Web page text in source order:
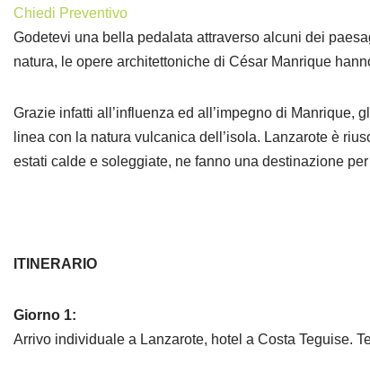
Chiedi Preventivo
Godetevi una bella pedalata attraverso alcuni dei
natura, le opere architettoniche di César Manrique
Grazie infatti all’influenza ed all’impegno di Manrique,
linea con la natura vulcanica dell’isola. Lanzarote è
estati calde e soleggiate, ne fanno una destinazione
ITINERARIO
Giorno 1:
Arrivo individuale a Lanzarote, hotel a Costa Teguise.